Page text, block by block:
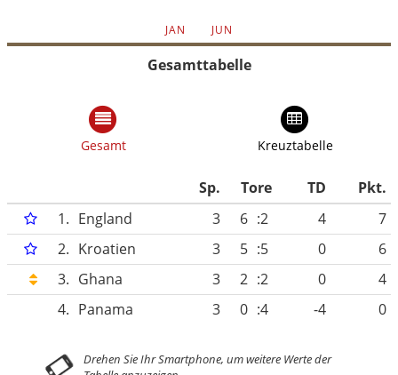
JAN JUN
Gesamttabelle
Gesamt Kreuztabelle
Sp. Tore TD
Pkt.
1. England 3 6 :2 4
7
2. Kroatien 3 5 :5 0
6
3. Ghana 3 2 :2 0
4
4. Panama 3 0 :4 -4 0